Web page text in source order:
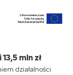
mln zł
działalności